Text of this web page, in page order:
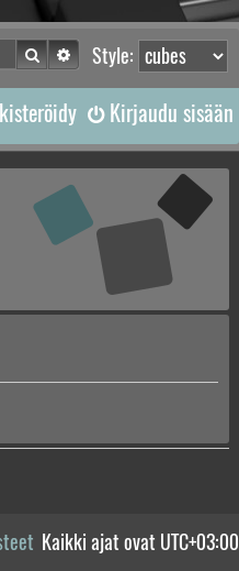
Style:
Etsi Tarkennettu haku
Kirjaudu sisään
Kaikki ajat ovat UTC+03:00